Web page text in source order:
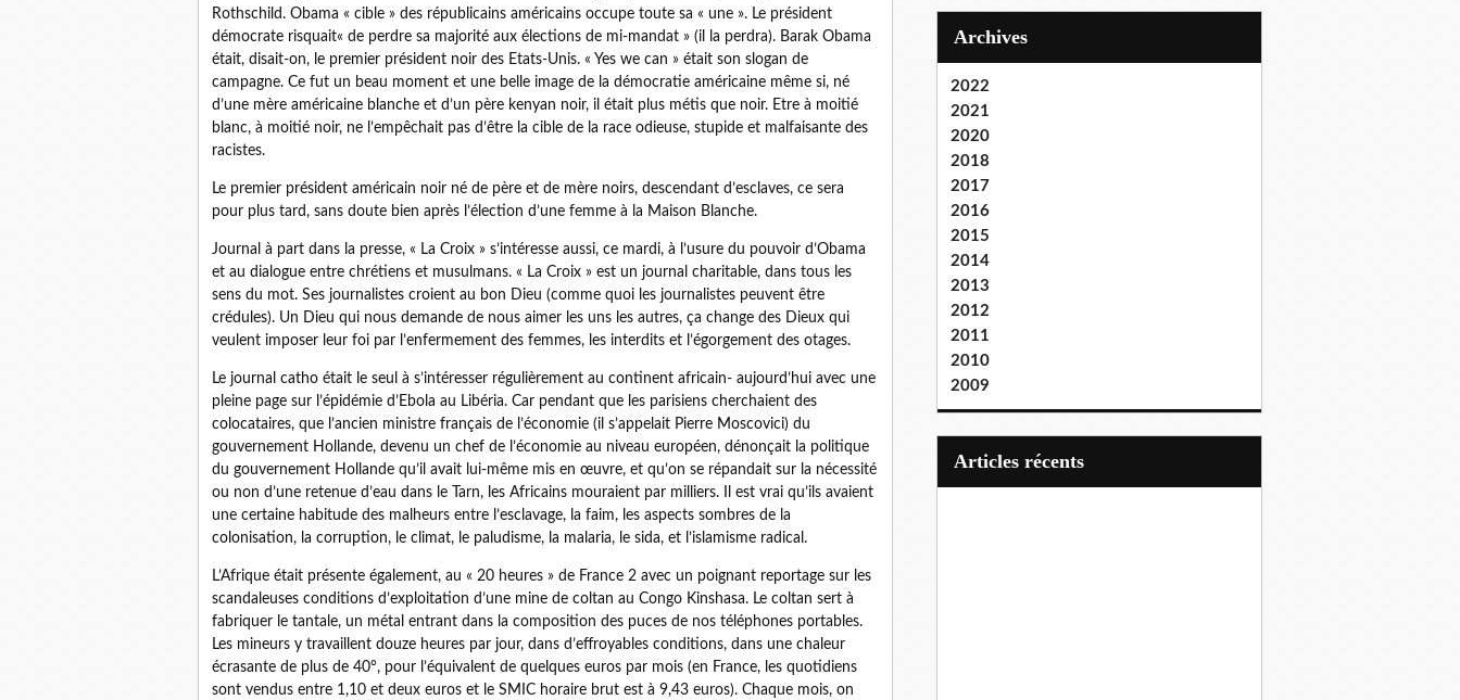
Rothschild. Obama « cible » des républicains américains occupe toute sa « une ». Le président
démocrate risquait« de perdre sa majorité aux élections de mi-mandat » (il la perdra). Barak Obama
était, disait-on, le premier président noir des Etats-Unis. « Yes we can » était son slogan de
campagne. Ce fut un beau moment et une belle image de la démocratie américaine même si, né
d’une mère américaine blanche et d’un père kenyan noir, il était plus métis que noir. Etre à moitié
blanc, à moitié noir, ne l’empêchait pas d’être la cible de la race odieuse, stupide et malfaisante des
racistes.
Le premier président américain noir né de père et de mère noirs, descendant d’esclaves, ce sera
pour plus tard, sans doute bien après l’élection d’une femme à la Maison Blanche.
Journal à part dans la presse, « La Croix » s’intéresse aussi, ce mardi, à l’usure du pouvoir d’Obama
et au dialogue entre chrétiens et musulmans. « La Croix » est un journal charitable, dans tous les
sens du mot. Ses journalistes croient au bon Dieu (comme quoi les journalistes peuvent être
crédules). Un Dieu qui nous demande de nous aimer les uns les autres, ça change des Dieux qui
veulent imposer leur foi par l’enfermement des femmes, les interdits et l’égorgement des otages.
Le journal catho était le seul à s’intéresser régulièrement au continent africain- aujourd’hui avec une
pleine page sur l’épidémie d’Ebola au Libéria. Car pendant que les parisiens cherchaient des
colocataires, que l’ancien ministre français de l’économie (il s’appelait Pierre Moscovici) du
gouvernement Hollande, devenu un chef de l’économie au niveau européen, dénonçait la politique
du gouvernement Hollande qu’il avait lui-même mis en œuvre, et qu’on se répandait sur la nécessité
ou non d’une retenue d’eau dans le Tarn, les Africains mouraient par milliers. Il est vrai qu’ils avaient
une certaine habitude des malheurs entre l’esclavage, la faim, les aspects sombres de la
colonisation, la corruption, le climat, le paludisme, la malaria, le sida, et l’islamisme radical.
L’Afrique était présente également, au « 20 heures » de France 2 avec un poignant reportage sur les
scandaleuses conditions d’exploitation d’une mine de coltan au Congo Kinshasa. Le coltan sert à
fabriquer le tantale, un métal entrant dans la composition des puces de nos téléphones portables.
Les mineurs y travaillent douze heures par jour, dans d’effroyables conditions, dans une chaleur
écrasante de plus de 40°, pour l’équivalent de quelques euros par mois (en France, les quotidiens
sont vendus entre 1,10 et deux euros et le SMIC horaire brut est à 9,43 euros). Chaque mois, on
Archives
2022
2021
2020
2018
2017
2016
2015
2014
2013
2012
2011
2010
2009
articles récents